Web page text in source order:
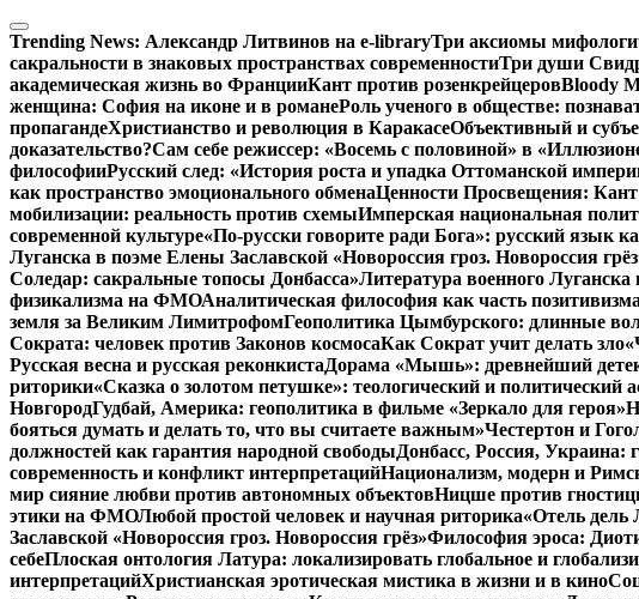
Перейти
к
содержимому
Trending News: Александр Литвинов на e-libraryТри аксиомы
сакральности в знаковых пространствах современностиТри души
академическая жизнь во ФранцииКант против розенкрейцеровBloody
женщина: София на иконе и в романеРоль ученого в обществе:
пропагандеХристианство и революция в КаракасеОбъективный и
доказательство?Сам себе режиссер: «Восемь с половиной» в
философииРусский след: «История роста и упадка Оттоманской
как пространство эмоционального обменаЦенности Просвещения:
мобилизации: реальность против схемыИмперская национальная
современной культуре«По-русски говорите ради Бога»: русский язык
Луганска в поэме Елены Заславской «Новороссия гроз. Новороссия
Соледар: сакральные топосы Донбасса»Литература военного
физикализма на ФМОАналитическая философия как часть позитивизма
земля за Великим ЛимитрофомГеополитика Цымбурского: длинные
Сократа: человек против Законов космосаКак Сократ учит делать зло
Русская весна и русская реконкистаДорама «Мышь»: древнейший
риторики«Сказка о золотом петушке»: теологический и политический
НовгородГудбай, Америка: геополитика в фильме «Зеркало для героя»
бояться думать и делать то, что вы считаете важным»Честертон и
должностей как гарантия народной свободыДонбасс, Россия, Украина:
современность и конфликт интерпретацийНационализм, модерн и
мир сияние любви против автономных объектовНицше против
этики на ФМОЛюбой простой человек и научная риторика«Отель дель
Заславской «Новороссия гроз. Новороссия грёз»Философия эроса:
себеПлоская онтология Латура: локализировать глобальное и
интерпретацийХристианская эротическая мистика в жизни и в кино